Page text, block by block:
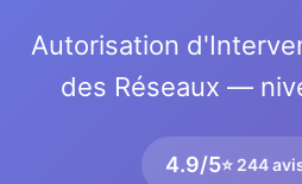
Autorisation
des Réseaux —
4.9/5⭐ 244